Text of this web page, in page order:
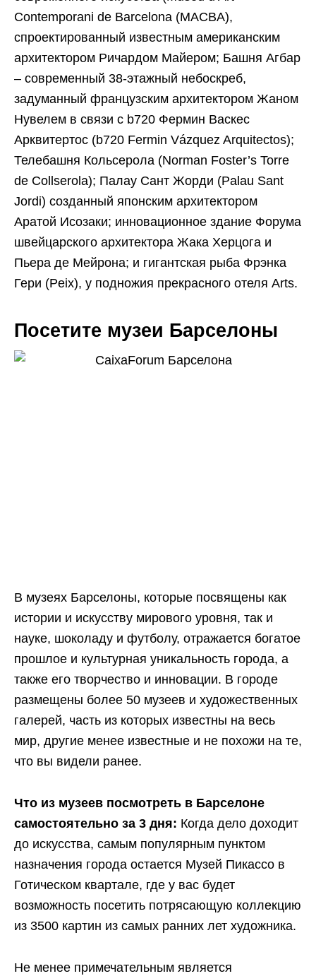
Contemporani de Barcelona (MACBA),
спроектированный известным американским
архитектором Ричардом Майером; Башня Агбар
– современный 38-этажный небоскреб,
задуманный французским архитектором Жаном
Нувелем в связи с b720 Фермин Васкес
Арквитертос (b720 Fermin Vázquez Arquitectos);
Телебашня Кольсерола (Norman Foster’s Torre
de Collserola); Палау Сант Жорди (Palau Sant
Jordi) созданный японским архитектором
Аратой Исозаки; инновационное здание Форума
швейцарского архитектора Жака Херцога и
Пьера де Мейрона; и гигантская рыба Фрэнка
Гери (Peix), у подножия прекрасного отеля Arts.
Посетите музеи Барселоны
В музеях Барселоны, которые посвящены как
истории и искусству мирового уровня, так и
науке, шоколаду и футболу, отражается богатое
прошлое и культурная уникальность города, а
также его творчество и инновации. В городе
размещены более 50 музеев и художественных
галерей, часть из которых известны на весь
мир, другие менее известные и не похожи на те,
что вы видели ранее.
Что из музеев посмотреть в Барселоне
самостоятельно за 3 дня: Когда дело доходит
до искусства, самым популярным пунктом
назначения города остается Музей Пикассо в
Готическом квартале, где у вас будет
возможность посетить потрясающую коллекцию
из 3500 картин из самых ранних лет художника.
Не менее примечательным является